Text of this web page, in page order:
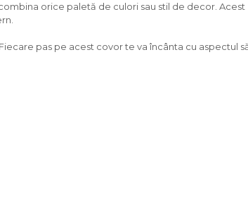
orice paletă de culori sau stil de decor.
pas pe acest covor te va încânta cu aspectul